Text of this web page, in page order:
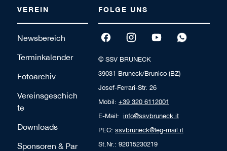
VEREIN
Newsbereich
Terminkalender
Fotoarchiv
Vereinsgeschich
te
Downloads
Sponsoren & Par
FOLGE UNS
© SSV BRUNECK
39031 Bruneck/Brunico (BZ)
Josef-Ferrari-Str. 26
Mobil: +39 320 6112001
E-Mail: info@ssvbruneck.it
PEC: ssvbruneck@leg-mail.it
St.Nr.: 92015230219